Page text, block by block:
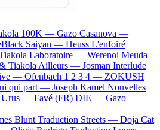
100K — Gazo Casanova —
Saiyan — Heuss L'enfoiré
Laboratoire — Werenoi Meuda
Tiakola Ailleurs — Josman Interlude
— Ofenbach 1 2 3 4 — ZOKUSH
qui part — Joseph Kamel Nouvelles
Urus — Favé (FR) DIE — Gazo
Blunt Traduction Streets — Doja Cat